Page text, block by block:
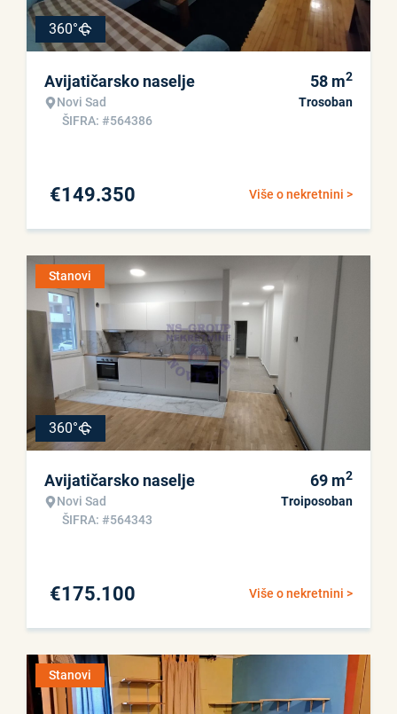
360°
Avijatičarsko naselje
Novi Sad
ŠIFRA: #564386
58 m2
Trosoban
Više o nekretnini >
€149.350
Stanovi
360°
Avijatičarsko naselje
Novi Sad
ŠIFRA: #564343
69 m2
Troiposoban
Više o nekretnini >
€175.100
Stanovi